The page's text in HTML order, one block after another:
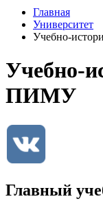
Главная
Университет
Учебно-
Учебно-
ПИМУ
Главный